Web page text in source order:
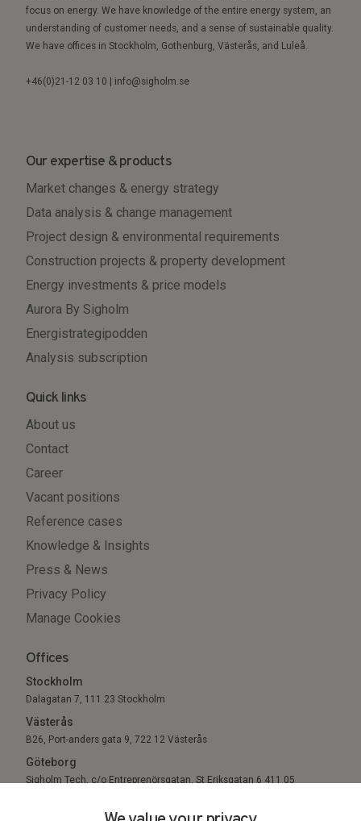
focus on energy. We have knowledge of the entire energy system, an
understanding of customer needs, and a sense of sustainable quality.
We have offices in Stockholm, Gothenburg, Västerås, and Luleå.
+46(0)21-12 03 10 | info@sigholm.se
Our expertise & products
Market changes & energy strategy
Data analysis & change management
Project design & environmental requirements
Construction projects & property development
Energy investments & price models
Aurora By Sigholm
Energistrategipodden
Analysis subscription
Quick links
About us
Contact
Career
Vacant positions
Reference cases
Knowledge & Insights
Press & News
Privacy Policy
Manage Cookies
Offices
Stockholm
Dalagatan 7, 111 23 Stockholm
Västerås
B26, Port-anders gata 9, 722 12 Västerås
Göteborg
Sigholm Tech, c/o Entreprenörsgatan, St Eriksgatan 6 411 05